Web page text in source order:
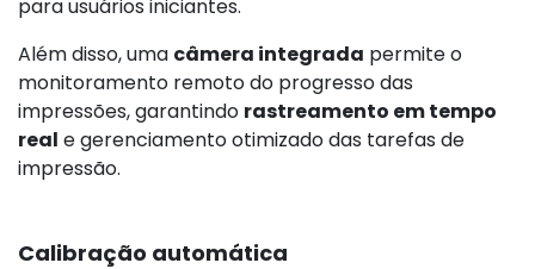
para usuários iniciantes.
Além disso, uma câmera integrada permite o
monitoramento remoto do progresso das
impressões, garantindo rastreamento em tempo
real e gerenciamento otimizado das tarefas de
impressão.
Calibração automática